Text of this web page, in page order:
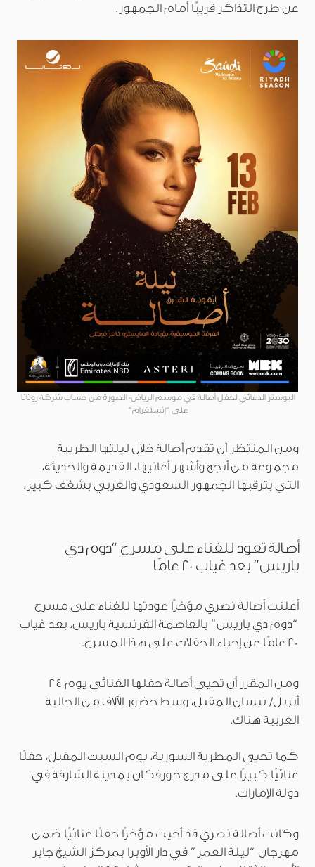
عن طرح التذاكر قريبًا أمام الجمهور.
البوستر الدعائي لحفل أصالة في موسم الرياض- الصورة من حساب شركة روتانا
على “إنستغرام”
ومن المنتظر أن تقدم أصالة خلال ليلتها الطربية
مجموعة من أنجح وأشهر أغانيها، القديمة والحديثة،
التي يترقبها الجمهور السعودي والعربي بشغف كبير.
أصالة تعود للغناء على مسرح “دوم دي
باريس” بعد غياب 20 عامًا
أعلنت أصالة نصري مؤخرًا عودتها للغناء على مسرح
“دوم دي باريس” بالعاصمة الفرنسية باريس، بعد غياب
20 عامًا عن إحياء الحفلات على هذا المسرح.
ومن المقرر أن تحيي أصالة حفلها الغنائي يوم 24
أبريل/ نيسان المقبل، وسط حضور الآلاف من الجالية
العربية هناك.
كما تحيي المطربة السورية، يوم السبت المقبل، حفلًا
غنائيًا كبيرًا على مدرج خورفكان بمدينة الشارقة في
دولة الإمارات.
وكانت أصالة نصري قد أحيت مؤخرًا حفلًا غنائيًا ضمن
مهرجان “ليلة العمر” في دار الأوبرا بمركز الشيخ جابر